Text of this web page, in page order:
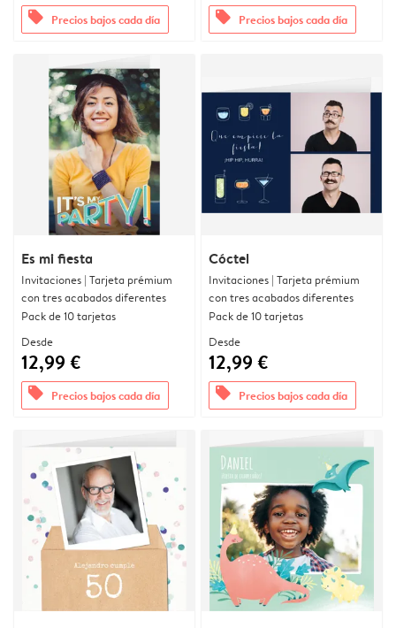
offers Precios bajos cada día offers Precios bajos cada día
Es mi fiesta
Invitaciones | Tarjeta prémium
con tres acabados diferentes
Pack de 10 tarjetas
Desde
12,99 €
offers Precios bajos cada día
Cóctel
Invitaciones | Tarjeta prémium
con tres acabados diferentes
Pack de 10 tarjetas
Desde
12,99 €
offers Precios bajos cada día